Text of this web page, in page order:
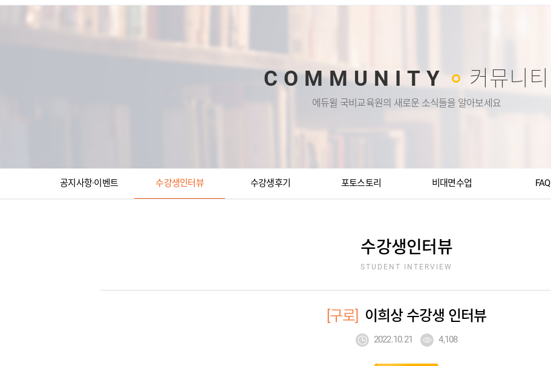
COMMUNITY 커뮤니티
에듀윌 국비교육원의 새로운 소식들을 알아보세요
공지사항·이벤트 수강생인터뷰 수강생후기 포토스토리 비대면수업 FAQ
수강생인터뷰
STUDENT INTERVIEW
[구로] 이희상 수강생 인터뷰
2022.10.21 4,108